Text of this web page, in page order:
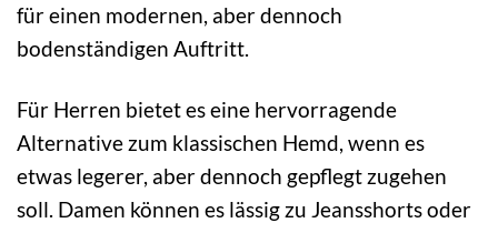
für einen modernen, aber dennoch
bodenständigen Auftritt.
Für Herren bietet es eine hervorragende
Alternative zum klassischen Hemd, wenn es
etwas legerer, aber dennoch gepflegt zugehen
soll. Damen können es lässig zu Jeansshorts oder